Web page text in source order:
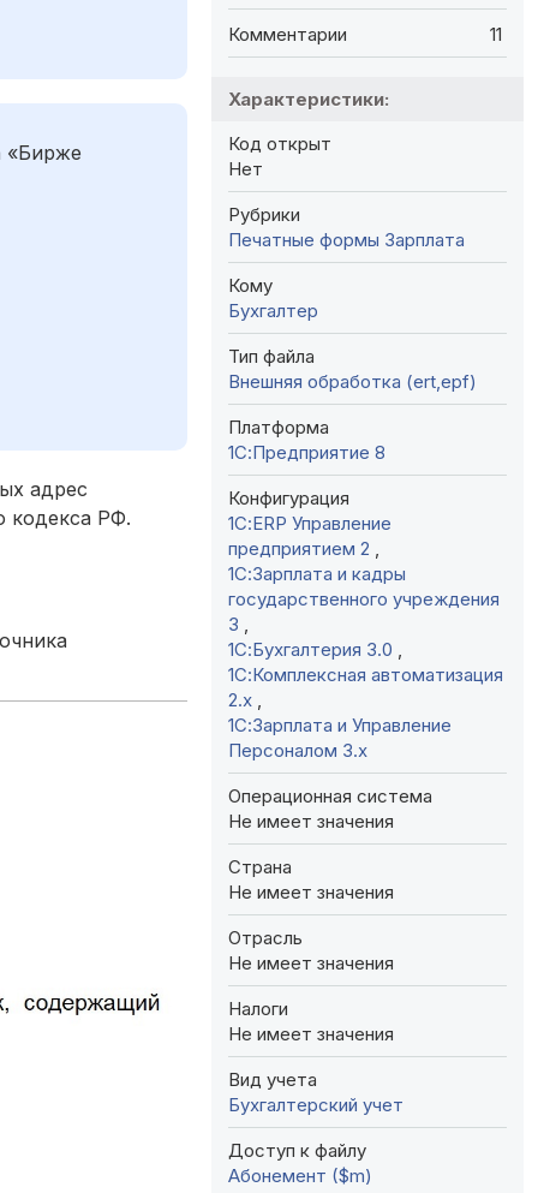
«Бирже
адрес
кодекса РФ.
Комментарии 11
Характеристики:
Код открыт
Нет
Рубрики
Печатные формы Зарплата
Кому
Бухгалтер
Тип файла
Внешняя обработка (ert,epf)
Платформа
1С:Предприятие 8
Конфигурация
1С:ERP Управление
предприятием 2
1С:Зарплата и кадры
государственного учреждения
3
1С:Бухгалтерия 3.0
1С:Комплексная автоматизация
2.х
1С:Зарплата и Управление
Персоналом 3.x
Операционная система
Не имеет значения
Страна
Не имеет значения
Отрасль
Не имеет значения
Налоги
Не имеет значения
Вид учета
Бухгалтерский учет
Доступ к файлу
Абонемент ($m)